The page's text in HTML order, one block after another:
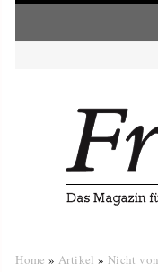
Home » Artikel » Nicht